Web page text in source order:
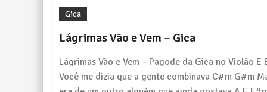
Legião Urbana
Legião Urbana
Gica
Lágrimas Vão e Vem – Gica
Lágrimas Vão e Vem – Pagode da Gica no Violão E
Você me dizia que a gente combinava C#m G#m